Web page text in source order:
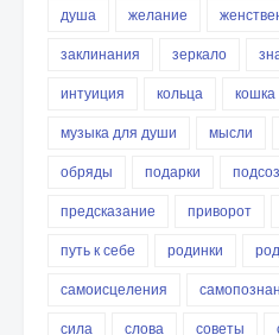
душа
желание
заклинания
зеркало
интуиция
кольца кошка
музыка для души
мысли
обряды
подарки
предсказание
приворот
путь к себе
родинки
самоисцеления
сила
слова советы